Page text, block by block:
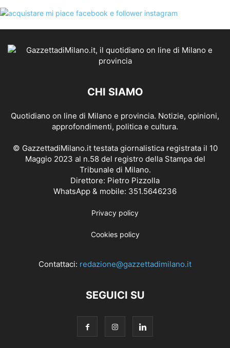
CHI SIAMO
Quotidiano on line di Milano e provincia. Notizie, opinioni,
approfondimenti, politica e cultura.
© GazzettadiMilano.it testata giornalistica registrata il 10
Maggio 2023 al n.58 del registro della Stampa del
Tribunale di Milano.
Direttore: Pietro Pizzolla
WhatsApp & mobile: 351.5646236
Privacy policy
Cookies policy
Contattaci: redazione@gazzettadimilano.it
SEGUICI SU